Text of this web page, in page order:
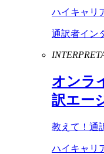
ハイキャリ
通訳者イン
オンラ
訳エー
教えて！通
ハイキャリ